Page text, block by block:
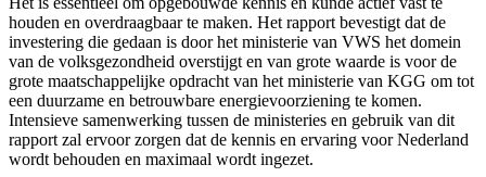
houden en overdraagbaar te maken. Het rapport bevestigt dat de
investering die gedaan is door het ministerie van VWS het domein
van de volksgezondheid overstijgt en van grote waarde is voor de
grote maatschappelijke opdracht van het ministerie van KGG om tot
een duurzame en betrouwbare energievoorziening te komen.
Intensieve samenwerking tussen de ministeries en gebruik van dit
rapport zal ervoor zorgen dat de kennis en ervaring voor Nederland
wordt behouden en maximaal wordt ingezet.